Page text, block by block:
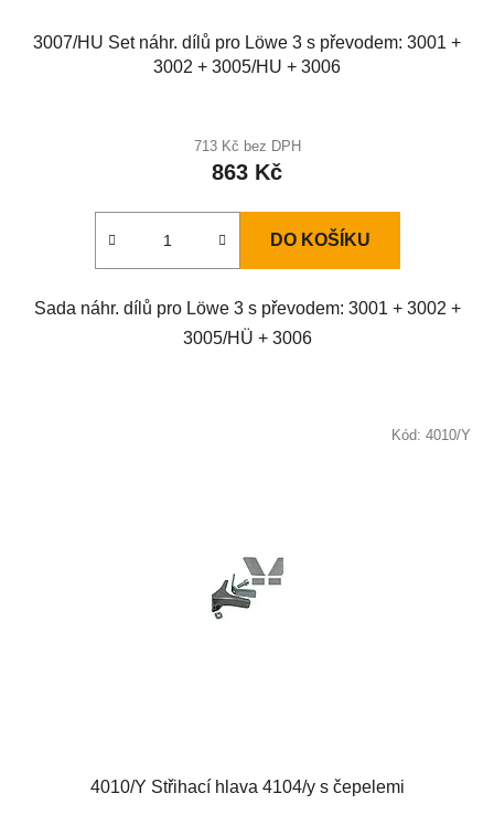
3007/HU Set náhr. dílů pro Löwe 3 s převodem: 3001 +
3002 + 3005/HU + 3006
713 Kč bez DPH
863 Kč
DO KOŠÍKU
Sada náhr. dílů pro Löwe 3 s převodem: 3001 + 3002 +
3005/HÜ + 3006
4010/Y Střihací hlava 4104/y s čepelemi
Kód: 4010/Y